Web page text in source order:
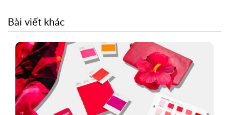
Bài viết khác